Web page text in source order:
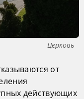
Церковь
от
действующих